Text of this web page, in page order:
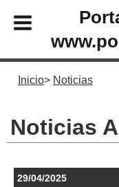
Inicio Noticias
Noticias
29/04/2025